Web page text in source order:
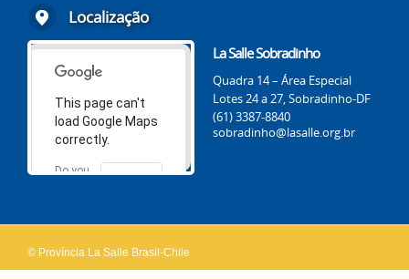
Localização
This page can't
load Google Maps
correctly.
Do you
OK
La Salle Sobradinho
Quadra 14 – Área Especial
Lotes 24 a 27, Sobradinho-DF
(61) 3387-8840
sobradinho@lasalle.org.br
© Província La Salle Brasil-Chile